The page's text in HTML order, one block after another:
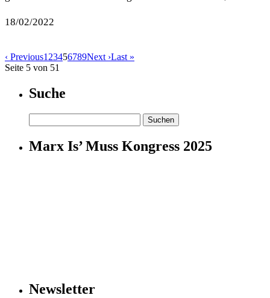
18/02/2022
‹ Previous1 23456789Next ›Last »
Seite 5 von 51
Suche
nach:
Marx Is’ Muss Kongress 2025
Newsletter